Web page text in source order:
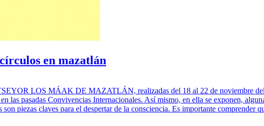
en mazatlán
LOS MÁAK DE MAZATLÁN, realizadas del 18 al 22 de noviembre del
las pasadas Convivencias Internacionales. Así mismo, en ella se exponen,
piezas claves para el despertar de la consciencia. Es importante comprender